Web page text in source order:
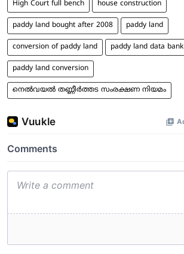
High Court full bench house construction
paddy land bought after 2008 paddy land
conversion of paddy land paddy land data bank
paddy land conversion
നെൽവയൽ തണ്ണീർത്തട സംരക്ഷണ നിയമം